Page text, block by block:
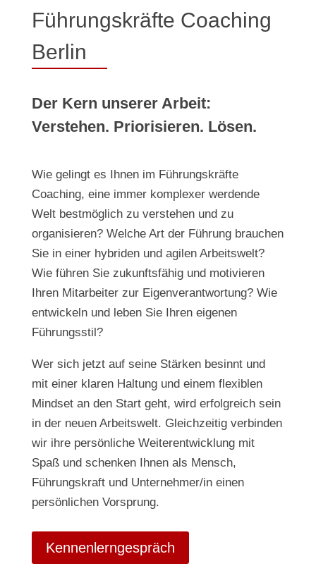
Führungskräfte Coaching
Berlin
Der Kern unserer Arbeit:
Verstehen. Priorisieren. Lösen.
Wie gelingt es Ihnen im Führungskräfte
Coaching, eine immer komplexer werdende
Welt bestmöglich zu verstehen und zu
organisieren? Welche Art der Führung brauchen
Sie in einer hybriden und agilen Arbeitswelt?
Wie führen Sie zukunftsfähig und motivieren
Ihren Mitarbeiter zur Eigenverantwortung? Wie
entwickeln und leben Sie Ihren eigenen
Führungsstil?
Wer sich jetzt auf seine Stärken besinnt und
mit einer klaren Haltung und einem flexiblen
Mindset an den Start geht, wird erfolgreich sein
in der neuen Arbeitswelt. Gleichzeitig verbinden
wir ihre persönliche Weiterentwicklung mit
Spaß und schenken Ihnen als Mensch,
Führungskraft und Unternehmer/in einen
persönlichen Vorsprung.
Kennenlerngespräch